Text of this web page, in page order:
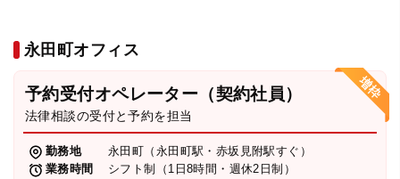
永田町オフィス
予約受付オペレーター（契約社員）
法律相談の受付と予約を担当
勤務地
永田町（永田町駅・赤坂見附駅すぐ）
業務時間
シフト制（1日8時間・週休2日制）